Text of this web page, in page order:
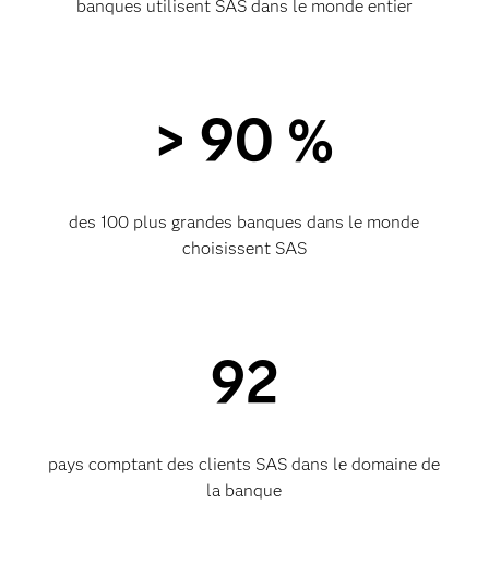
banques utilisent SAS dans le monde entier
> 90 %
des 100 plus grandes banques dans le monde
choisissent SAS
92
pays comptant des clients SAS dans le domaine de
la banque